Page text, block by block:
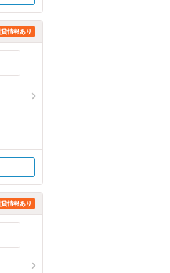
貸情報あり
貸情報あり